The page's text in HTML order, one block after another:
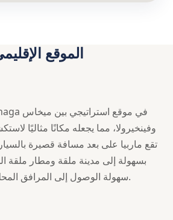
الموقع
وفينخيرولا، مما يجعله مكانًا مثاليًا
تقع ماربيا على بعد مسافة قصيرة
بسهولة إلى مدينة ملقة ومطار ملقة
سهولة الوصول إلى المرافق المحلية والوجهات الإقليمية.